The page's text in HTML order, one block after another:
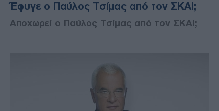
Έφυγε ο Παύλος Τσίμας από τον ΣΚΑΙ;
Αποχωρεί ο Παύλος Τσίμας από τον ΣΚΑΙ;